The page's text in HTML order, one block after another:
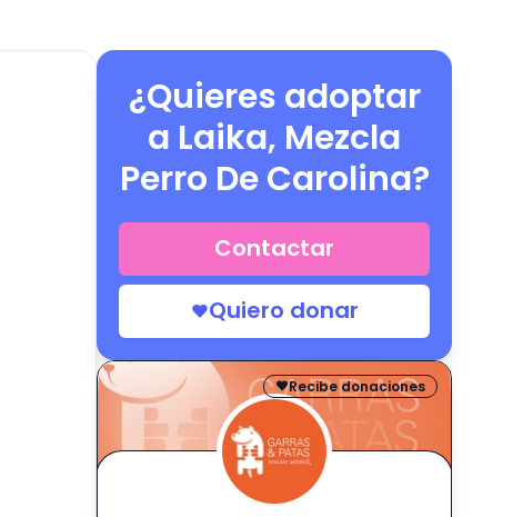
¿Quieres adoptar
a Laika, Mezcla
Perro De Carolina?
Contactar
Quiero donar
Recibe donaciones